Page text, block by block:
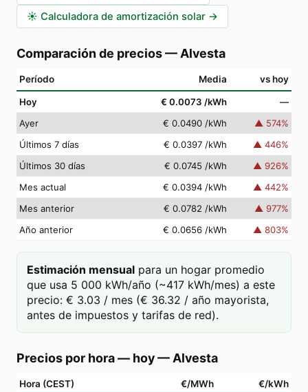
☀️ Calculadora de amortización solar →
Comparación de precios— Alvesta
Período Media vs hoy
Hoy € 0.0073 /kWh
—
Ayer
€ 0.0490 /kWh ▲ 574%
Últimos 7 días
€ 0.0397 /kWh ▲ 446%
Últimos 30 días
€ 0.0745 /kWh ▲ 926%
Mes actual
€ 0.0394 /kWh ▲ 442%
Mes anterior
€ 0.0782 /kWh ▲ 977%
Año anterior
€ 0.0656 /kWh ▲ 803%
Estimación mensual para un hogar promedio
que usa 5 000 kWh/año (~417 kWh/mes) a este
precio: € 3.03 / mes (€ 36.32 / año mayorista,
antes de impuestos y tarifas de red).
Precios por hora — hoy— Alvesta
Hora (CEST) €/MWh €/kWh